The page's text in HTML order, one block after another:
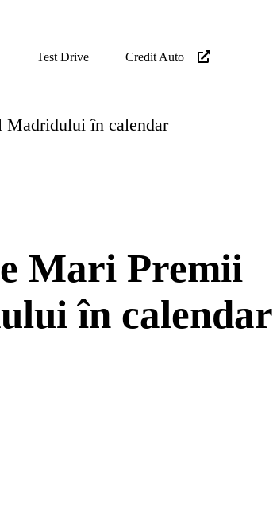
Test Drive Credit Auto
Madridului în calendar
Mari Premii
în calendar